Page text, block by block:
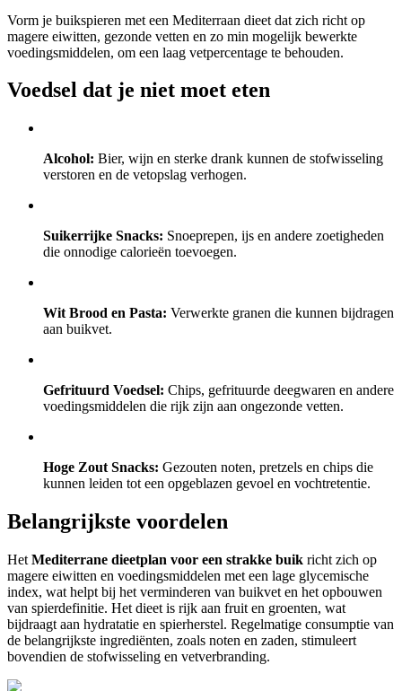
Vorm je buikspieren met een Mediterraan dieet dat zich richt op
magere eiwitten, gezonde vetten en zo min mogelijk bewerkte
voedingsmiddelen, om een laag vetpercentage te behouden.
Voedsel dat je niet moet eten
Alcohol: Bier, wijn en sterke drank kunnen de stofwisseling
verstoren en de vetopslag verhogen.
Suikerrijke Snacks: Snoeprepen, ijs en andere zoetigheden
die onnodige calorieën toevoegen.
Wit Brood en Pasta: Verwerkte granen die kunnen bijdragen
aan buikvet.
Gefrituurd Voedsel: Chips, gefrituurde deegwaren en andere
voedingsmiddelen die rijk zijn aan ongezonde vetten.
Hoge Zout Snacks: Gezouten noten, pretzels en chips die
kunnen leiden tot een opgeblazen gevoel en vochtretentie.
Belangrijkste voordelen
Het Mediterrane dieetplan voor een strakke buik richt zich op
magere eiwitten en voedingsmiddelen met een lage glycemische
index, wat helpt bij het verminderen van buikvet en het opbouwen
van spierdefinitie. Het dieet is rijk aan fruit en groenten, wat
bijdraagt aan hydratatie en spierherstel. Regelmatige consumptie van
de belangrijkste ingrediënten, zoals noten en zaden, stimuleert
bovendien de stofwisseling en vetverbranding.